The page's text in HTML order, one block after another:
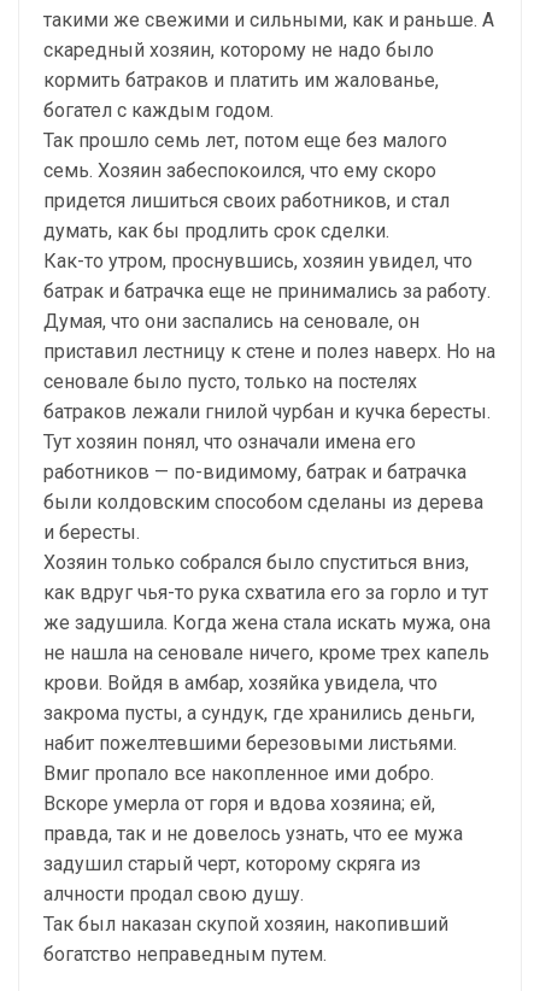
такими же свежими и сильными, как и раньше. А
скаредный хозяин, которому не надо было
кормить батраков и платить им жалованье,
богател с каждым годом.
Так прошло семь лет, потом еще без малого
семь. Хозяин забеспокоился, что ему скоро
придется лишиться своих работников, и стал
думать, как бы продлить срок сделки.
Как-то утром, проснувшись, хозяин увидел, что
батрак и батрачка еще не принимались за работу.
Думая, что они заспались на сеновале, он
приставил лестницу к стене и полез наверх. Но на
сеновале было пусто, только на постелях
батраков лежали гнилой чурбан и кучка бересты.
Тут хозяин понял, что означали имена его
работников — по-видимому, батрак и батрачка
были колдовским способом сделаны из дерева
и бересты.
Хозяин только собрался было спуститься вниз,
как вдруг чья-то рука схватила его за горло и тут
же задушила. Когда жена стала искать мужа, она
не нашла на сеновале ничего, кроме трех капель
крови. Войдя в амбар, хозяйка увидела, что
закрома пусты, а сундук, где хранились деньги,
набит пожелтевшими березовыми листьями.
Вмиг пропало все накопленное ими добро.
Вскоре умерла от горя и вдова хозяина; ей,
правда, так и не довелось узнать, что ее мужа
задушил старый черт, которому скряга из
алчности продал свою душу.
Так был наказан скупой хозяин, накопивший
богатство неправедным путем.